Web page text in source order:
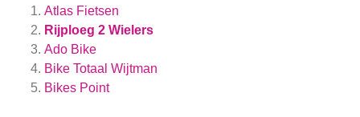
Atlas Fietsen
Rijploeg 2 Wielers
Ado Bike
Bike Totaal Wijtman
Bikes Point